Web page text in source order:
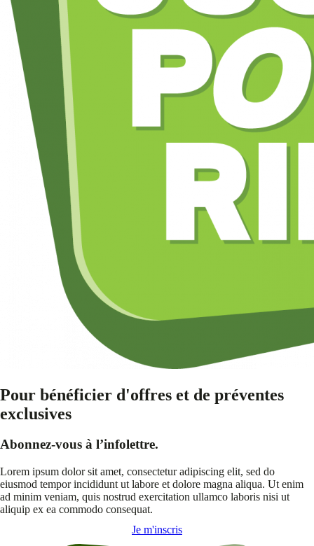
Pour bénéficier d'offres et de préventes
exclusives
Abonnez-vous à l’infolettre.
Lorem ipsum dolor sit amet, consectetur adipiscing elit, sed do
eiusmod tempor incididunt ut labore et dolore magna aliqua. Ut enim
ad minim veniam, quis nostrud exercitation ullamco laboris nisi ut
aliquip ex ea commodo consequat.
Je m'inscris